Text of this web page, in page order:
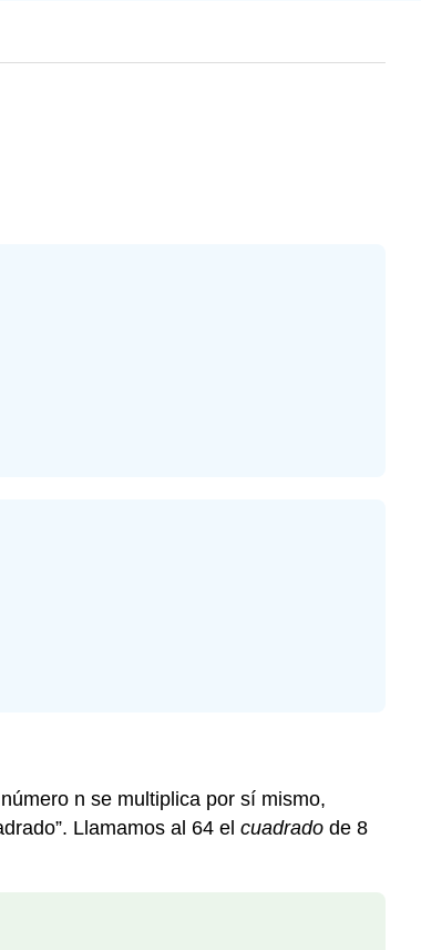
n se multiplica por sí mismo,
Llamamos al 64 el cuadrado de 8